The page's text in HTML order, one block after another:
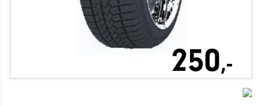
250,-